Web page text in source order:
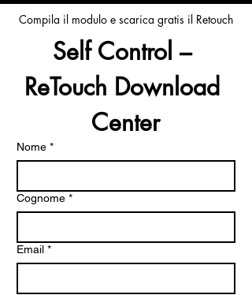
Compila il modulo e scarica gratis il Retouch
Self Control –
ReTouch Download
Center
Nome *
Cognome *
Email *